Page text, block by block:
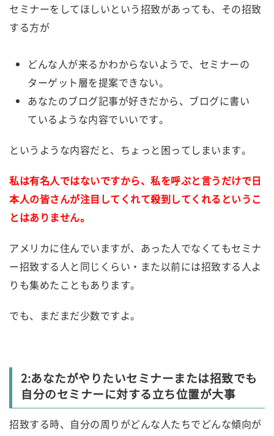
セミナーをしてほしいという招致があっても、その招致
する方が
どんな人が来るかわからないようで、セミナーの
ターゲット層を提案できない。
あなたのブログ記事が好きだから、ブログに書い
ているような内容でいいです。
というような内容だと、ちょっと困ってしまいます。
私は有名人ではないですから、私を呼ぶと言うだけで日
本人の皆さんが注目してくれて殺到してくれるというこ
とはありません。
アメリカに住んでいますが、あった人でなくてもセミナ
ー招致する人と同じくらい・また以前には招致する人よ
りも集めたこともあります。
でも、まだまだ少数ですよ。
2:あなたがやりたいセミナーまたは招致でも
自分のセミナーに対する立ち位置が大事
招致する時、自分の周りがどんな人たちでどんな傾向が